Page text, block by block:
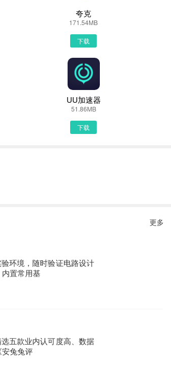
了，我们等待他下载安装完即可 第五步：
夸克
171.54MB
下载
UU加速器
51.86MB
下载
更多
环境，随时验证电路设计
置常用基
五款业内认可度高、数据
兔兔评